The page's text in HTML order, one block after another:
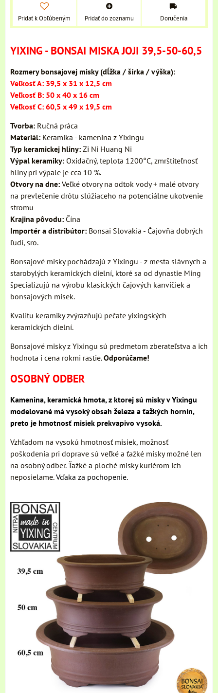
Pridať k Obľúbeným Pridať do zoznamu Doručenia
YIXING - BONSAI MISKA JOJI 39,5-50-60,5
Rozmery bonsajovej misky (dĺžka / šírka / výška):
Veľkosť A: 39,5 x 31 x 12,5 cm
Veľkosť B: 50 x 40 x 16 cm
Veľkosť C: 60,5 x 49 x 19,5 cm
Tvorba: Ručná práca
Materiál: Keramika - kamenina z Yixingu
Typ keramickej hliny: Zi Ni Huang Ni
Výpal keramiky: Oxidačný, teplota 1200°C, zmrštiteľnosť
hliny pri výpale je cca 10 %.
Otvory na dne: Veľké otvory na odtok vody + malé otvory
na prevlečenie drôtu slúžiaceho na potenciálne ukotvenie
stromu
Krajina pôvodu: Čína
Importér a distribútor: Bonsai Slovakia - Čajovňa dobrých
ľudí, sro.
Bonsajové misky pochádzajú z Yixingu - z mesta slávnych a
starobylých keramických dielní, ktoré sa od dynastie Ming
špecializujú na výrobu klasických čajových kanvičiek a
bonsajových misek.
Kvalitu keramiky zvýrazňujú pečate yixingských
keramických dielní.
Bonsajové misky z Yixingu sú predmetom zberateľstva a ich
hodnota i cena rokmi rastie.Odporúčame!
OSOBNÝ ODBER
Kamenina, keramická hmota, z ktorej sú misky v Yixingu
modelované má vysoký obsah železa a ťažkých hornín,
preto je hmotnosť misiek prekvapivo vysoká.
Vzhľadom na vysokú hmotnosť misiek, možnosť
poškodenia pri doprave sú veľké a ťažké misky možné len
na osobný odber. Ťažké a ploché misky kuriérom ich
neposielame.Vďaka za pochopenie.